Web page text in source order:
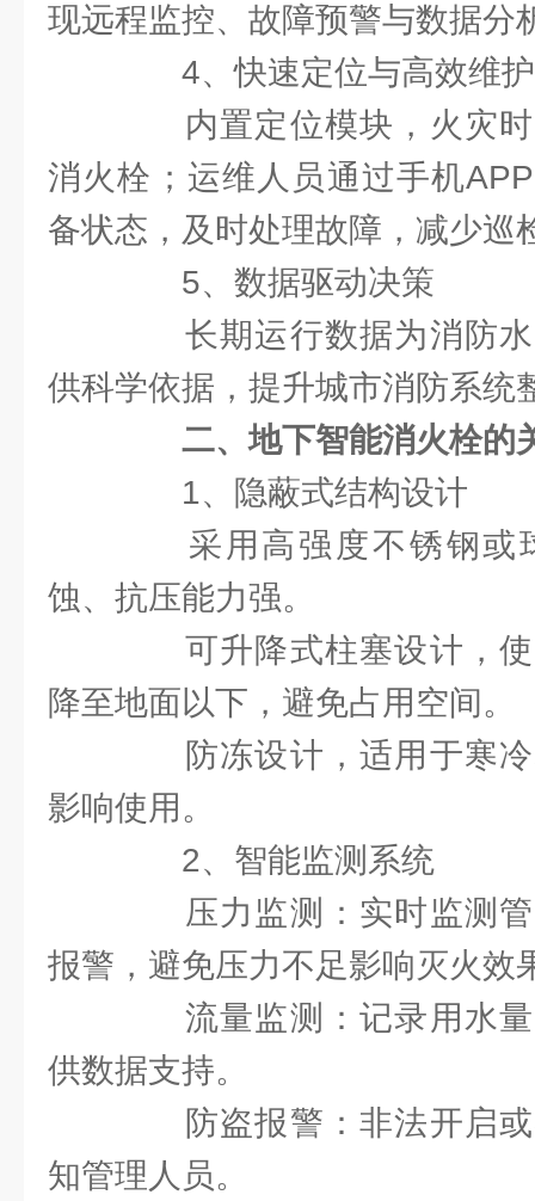
现远程监控、故障预警与数据分
4、快速定位与高效维护​
内置定位模块，火灾时
消火栓；运维人员通过手机
备状态，及时处理故障，减少巡
5、数据驱动决策​
长期运行数据为消防水
供科学依据，提升城市消防系统
二、地下智能消火栓的
1、隐蔽式结构设计​
采用高强度不锈钢或
蚀、抗压能力强。
可升降式柱塞设计，使
降至地面以下，避免占用空间。
防冻设计，适用于寒冷
影响使用。
2、智能监测系统​
压力监测：实时监测管
报警，避免压力不足影响灭火效
流量监测：记录用水量
供数据支持。
防盗报警：非法开启或
知管理人员。